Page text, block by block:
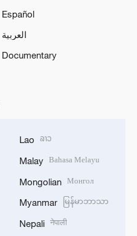
Español
العربية
Documentary
Lao ລາວ
Malay Bahasa Melayu
Mongolian Монгол
Myanmar မြန်မာဘာသာ
Nepali नेपाली